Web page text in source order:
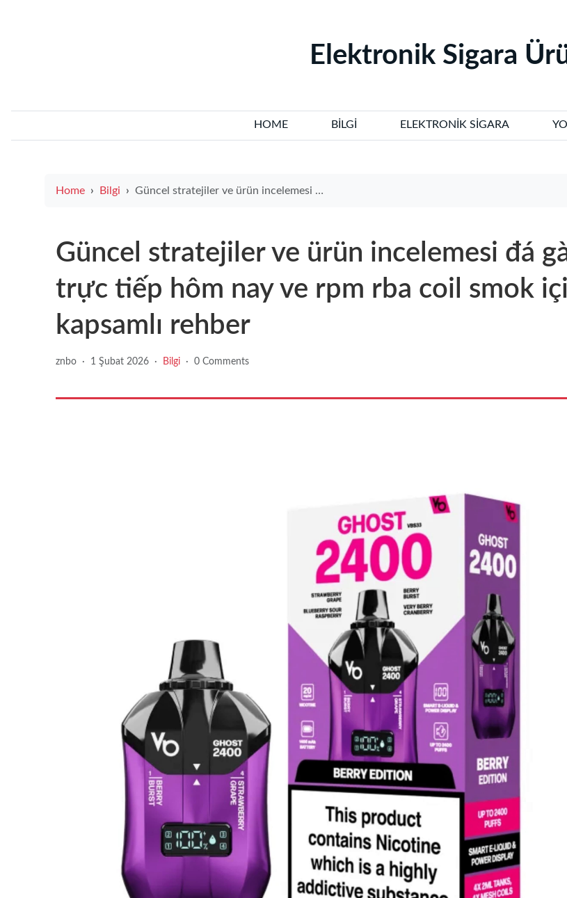
‌Elektronik Sigara
HOME BILGI ELEKTRONIK SIGARA
Home Bilgi Güncel stratejiler ve ürün incelemesi đá gà trực tiếp hôm nay ve rpm rba coil smok için kapsamlı rehber
Güncel stratejiler ve ürün incelemesi đá
trực tiếp hôm nay ve rpm rba coil smok
kapsamlı rehber
znbo · 1 Şubat 2026 · Bilgi · 0 Comments